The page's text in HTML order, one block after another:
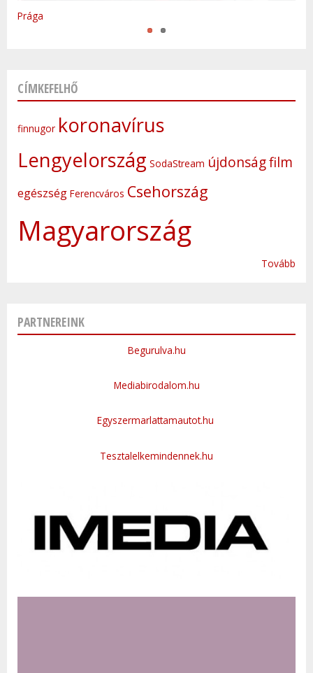
Prága
CÍMKEFELHŐ
finnugor koronavírus
Lengyelország SodaStream újdonságfilm
egészség Ferencváros Csehország
Magyarország
Tovább
PARTNEREINK
Begurulva.hu
Mediabirodalom.hu
Egyszermarlattamautot.hu
Tesztalelkemindennek.hu